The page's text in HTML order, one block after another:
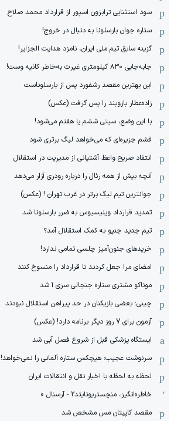
سود استثنایی ترابزون اسپور از قرارداد محمد صلاح
ستاره جوان بارسلونا به دنبال در خروج!
گزینه سابق تیم ملی ایران، نامزد هدایت الجزایر!
جابه‌جایی ۸۳۰ کیلومتری غیرت به‌خاطر کانیه وست!
این بهترین مقصد رشفورد پس از بارسلوناست
زاده‌عطار بازوبند را پس گرفت (عکس)
با این وضع، سیتی ششم یا هفتم می‌شود!
قشم جزیره‌ای که می‌خواهد لیگ برتری شود
انتقاد صریح واعظ آشتیانی از مدیریت در استقلال
آنچه بیش از همه رئال را درباره رودری آزار می‌دهد
جوانترین تیم لیگ برتر در غرب تهران ! (عکس)
تمدید قرارداد وینیسیوس به ضرر بارسلونا شد
تیم جدید جنپو به کمک استقلال آمد؟
خریدهای جنون‌آمیز چلسی تمامی ندارد!
امضای مرا جعل کردند تا قرارداد را منسوخ کنند
موناکو مشتری ستاره جنجالی سری آ شد
چینی: بعضی بازیکنان در حد پیراهن استقلال نبودند
آزمون برای 7 روز دیگر برنامه دارد! (عکس)
ایستگاه پزشکی قبل از شروع فصل آبی شد
سرنوشت عجیب: هیچکس ستاره آلمانی را نمی‌خواهد!
لحظه به لحظه با اخبار نقل و انتقالات ایران
خاطره‌انگیز، منچستریونایتد2 - آرسنال 0
مقصد کاپیتان مس مشخص شد